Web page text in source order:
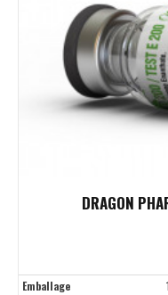
DRAGON
Emballage